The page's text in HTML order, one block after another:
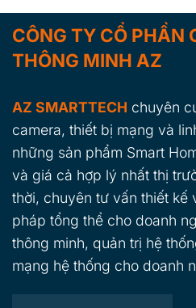
CÔNG TY CỔ PHẦN
THÔNG MINH AZ
AZ SMARTTECH chuyên
camera, thiết bị mạng và
những sản phẩm Smart
và giá cả hợp lý nhất thị
thời, chuyên tư vấn thiết kế
pháp tổng thể cho doanh
thông minh, quản trị hệ
mạng hệ thống cho doanh